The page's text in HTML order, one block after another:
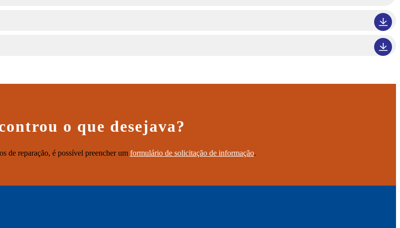
o que desejava?
de reparação, é possível preencher um formulário de solicitação de informação.